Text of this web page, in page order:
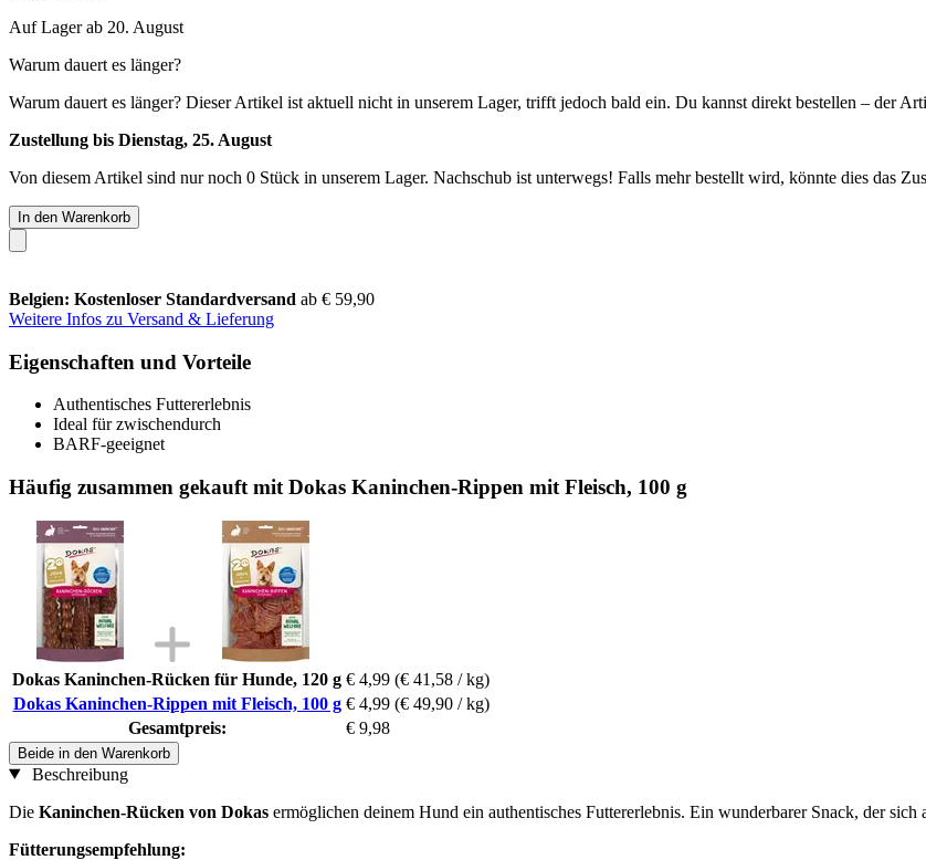
Auf Lager ab 20. August
Warum dauert es länger?
Warum dauert es länger? Dieser Artikel ist aktuell nicht in unserem Lager, trifft jedoch bald ein. Du kannst direkt bestellen – der
Zustellung bis Dienstag, 25. August
Von diesem Artikel sind nur noch 0 Stück in unserem Lager. Nachschub ist unterwegs! Falls mehr bestellt wird, könnte dies das
In den Warenkorb
Belgien: Kostenloser Standardversand ab € 59,90
Weitere Infos zu Versand & Lieferung
Eigenschaften und Vorteile
Authentisches Futtererlebnis
Ideal für zwischendurch
BARF-geeignet
Häufig zusammen gekauft mit Dokas Kaninchen-Rippen mit Fleisch, 100 g
Dokas Kaninchen-Rücken für Hunde, 120 g € 4,99 (€ 41,58 / kg)
Dokas Kaninchen-Rippen mit Fleisch, 100 g € 4,99 (€ 49,90 / kg)
Gesamtpreis:
€ 9,98
Beide in den Warenkorb
Beschreibung
Die Kaninchen-Rücken von Dokas ermöglichen deinem Hund ein authentisches Futtererlebnis. Ein wunderbarer Snack, der
Fütterungsempfehlung: